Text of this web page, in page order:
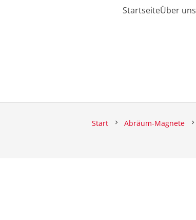
StartseiteÜber uns
Start chevron_right Abräum-Magnete chevron_right